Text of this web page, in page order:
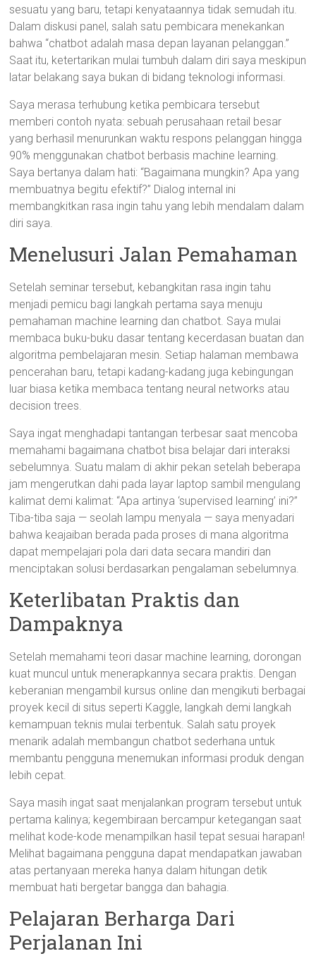
sesuatu yang baru, tetapi kenyataannya tidak semudah itu.
Dalam diskusi panel, salah satu pembicara menekankan
bahwa “chatbot adalah masa depan layanan pelanggan.”
Saat itu, ketertarikan mulai tumbuh dalam diri saya meskipun
latar belakang saya bukan di bidang teknologi informasi.
Saya merasa terhubung ketika pembicara tersebut
memberi contoh nyata: sebuah perusahaan retail besar
yang berhasil menurunkan waktu respons pelanggan hingga
90% menggunakan chatbot berbasis machine learning.
Saya bertanya dalam hati: “Bagaimana mungkin? Apa yang
membuatnya begitu efektif?” Dialog internal ini
membangkitkan rasa ingin tahu yang lebih mendalam dalam
diri saya.
Menelusuri Jalan Pemahaman
Setelah seminar tersebut, kebangkitan rasa ingin tahu
menjadi pemicu bagi langkah pertama saya menuju
pemahaman machine learning dan chatbot. Saya mulai
membaca buku-buku dasar tentang kecerdasan buatan dan
algoritma pembelajaran mesin. Setiap halaman membawa
pencerahan baru, tetapi kadang-kadang juga kebingungan
luar biasa ketika membaca tentang neural networks atau
decision trees.
Saya ingat menghadapi tantangan terbesar saat mencoba
memahami bagaimana chatbot bisa belajar dari interaksi
sebelumnya. Suatu malam di akhir pekan setelah beberapa
jam mengerutkan dahi pada layar laptop sambil mengulang
kalimat demi kalimat: “Apa artinya ‘supervised learning’ ini?”
Tiba-tiba saja — seolah lampu menyala — saya menyadari
bahwa keajaiban berada pada proses di mana algoritma
dapat mempelajari pola dari data secara mandiri dan
menciptakan solusi berdasarkan pengalaman sebelumnya.
Keterlibatan Praktis dan
Dampaknya
Setelah memahami teori dasar machine learning, dorongan
kuat muncul untuk menerapkannya secara praktis. Dengan
keberanian mengambil kursus online dan mengikuti berbagai
proyek kecil di situs seperti Kaggle, langkah demi langkah
kemampuan teknis mulai terbentuk. Salah satu proyek
menarik adalah membangun chatbot sederhana untuk
membantu pengguna menemukan informasi produk dengan
lebih cepat.
Saya masih ingat saat menjalankan program tersebut untuk
pertama kalinya; kegembiraan bercampur ketegangan saat
melihat kode-kode menampilkan hasil tepat sesuai harapan!
Melihat bagaimana pengguna dapat mendapatkan jawaban
atas pertanyaan mereka hanya dalam hitungan detik
membuat hati bergetar bangga dan bahagia.
Pelajaran Berharga Dari
Perjalanan Ini